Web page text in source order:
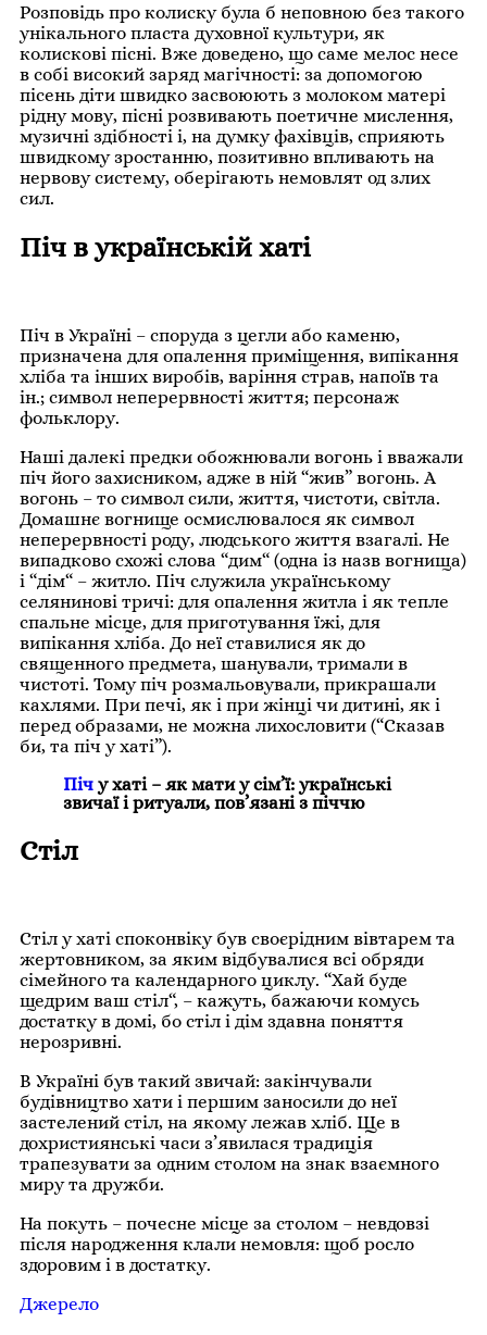
Розповідь про колиску була б неповною без такого
унікального пласта духовної культури, як
колискові пісні. Вже доведено, що саме мелос несе
в собі високий заряд магічності: за допомогою
пісень діти швидко засвоюють з молоком матері
рідну мову, пісні розвивають поетичне мислення,
музичні здібності і, на думку фахівців, сприяють
швидкому зростанню, позитивно впливають на
нервову систему, оберігають немовлят од злих
сил.
Піч в українській хаті
Піч в Україні – споруда з цегли або каменю,
призначена для опалення приміщення, випікання
хліба та інших виробів, варіння страв, напоїв та
ін.; символ неперервності життя; персонаж
фольклору.
Наші далекі предки обожнювали вогонь і вважали
піч його захисником, адже в ній “жив” вогонь. А
вогонь – то символ сили, життя, чистоти, світла.
Домашнє вогнище осмислювалося як символ
неперервності роду, людського життя взагалі. Не
випадково схожі слова “дим“ (одна із назв вогнища)
і “дім“ – житло. Піч служила українському
селянинові тричі: для опалення житла і як тепле
спальне місце, для приготування їжі, для
випікання хліба. До неї ставилися як до
священного предмета, шанували, тримали в
чистоті. Тому піч розмальовували, прикрашали
кахлями. При печі, як і при жінці чи дитині, як і
перед образами, не можна лихословити (“Сказав
би, та піч у хаті”).
Піч у хаті – як мати у сім’ї: українські
звичаї і ритуали, пов’язані з піччю
Стіл
Стіл у хаті споконвіку був своєрідним вівтарем та
жертовником, за яким відбувалися всі обряди
сімейного та календарного циклу. “Хай буде
щедрим ваш стіл“, – кажуть, бажаючи комусь
достатку в домі, бо стіл і дім здавна поняття
нерозривні.
В Україні був такий звичай: закінчували
будівництво хати і першим заносили до неї
застелений стіл, на якому лежав хліб. Ще в
дохристиянські часи з’явилася традиція
трапезувати за одним столом на знак взаємного
миру та дружби.
На покуть – почесне місце за столом – невдовзі
після народження клали немовля: щоб росло
здоровим і в достатку.
Джерело